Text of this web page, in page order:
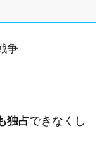
争
独占できなくし